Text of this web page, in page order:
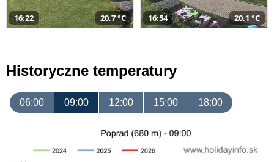
16:22 20,7 °C 16:54 20,1 °C
Historyczne temperatury
06:00 09:00 12:00 15:00 18:00